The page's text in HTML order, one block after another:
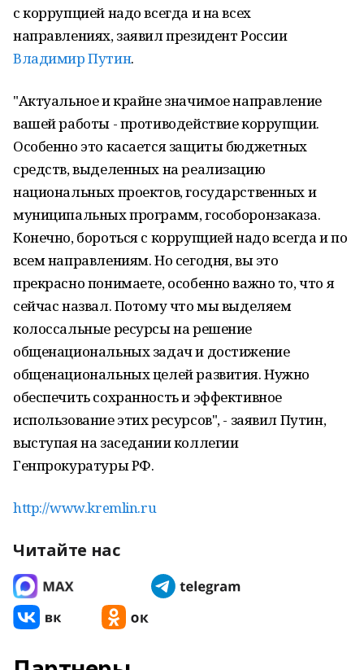
с коррупцией надо всегда и на всех
направлениях, заявил президент России
Владимир Путин.
"Актуальное и крайне значимое направление
вашей работы - противодействие коррупции.
Особенно это касается защиты бюджетных
средств, выделенных на реализацию
национальных проектов, государственных и
муниципальных программ, гособоронзаказа.
Конечно, бороться с коррупцией надо всегда и по
всем направлениям. Но сегодня, вы это
прекрасно понимаете, особенно важно то, что я
сейчас назвал. Потому что мы выделяем
колоссальные ресурсы на решение
общенациональных задач и достижение
общенациональных целей развития. Нужно
обеспечить сохранность и эффективное
использование этих ресурсов", - заявил Путин,
выступая на заседании коллегии
Генпрокуратуры РФ.
http://www.kremlin.ru
Читайте нас